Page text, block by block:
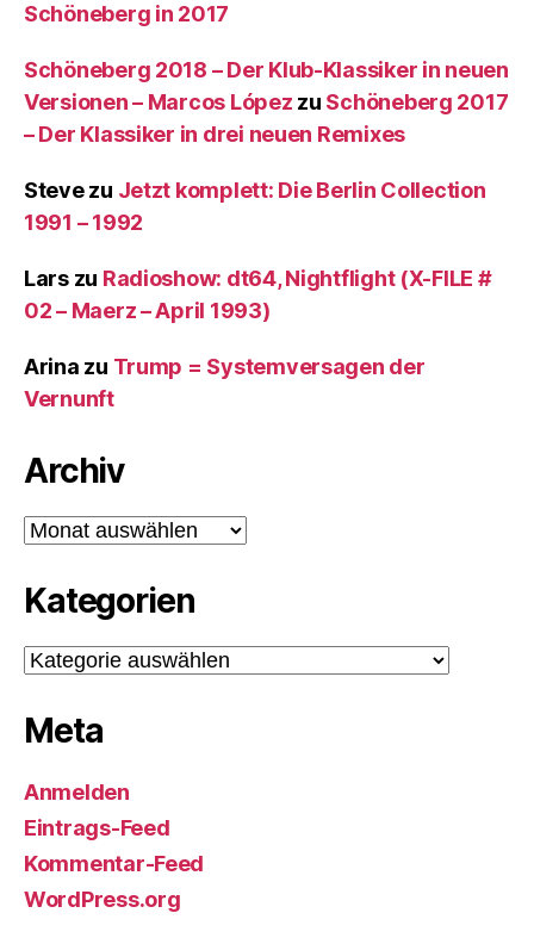
Schöneberg in 2017
Schöneberg 2018 – Der Klub-Klassiker in neuen
Versionen – Marcos López zu Schöneberg 2017
– Der Klassiker in drei neuen Remixes
Stevezu Jetzt komplett: Die Berlin Collection
1991 – 1992
Larszu Radioshow: dt64, Nightflight (X-FILE #
02 – Maerz – April 1993)
Arina zu Trump = Systemversagen der
Vernunft
Archiv
Archiv
Kategorien
Kategorien
Meta
Anmelden
Eintrags-Feed
Kommentar-Feed
WordPress.org